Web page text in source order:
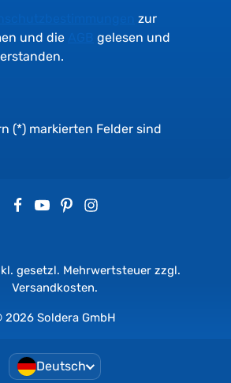
zur
und die
gelesen und
(*) markierten Felder sind
2026 Soldera GmbH
gesetzl. Mehrwertsteuer zzgl.
Versandkosten.
Deutsch